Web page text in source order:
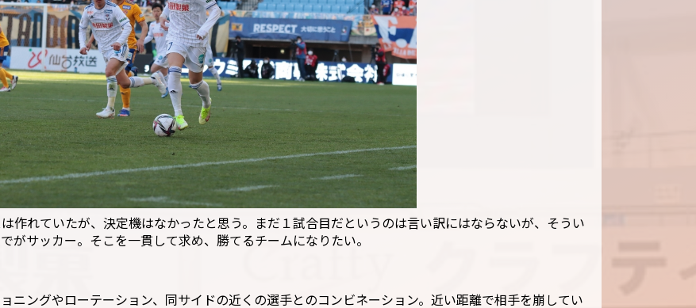
作れていたが、決定機はなかったと思う。まだ１試合目だというのは言い訳にはならないが、そうい
がサッカー。そこを一貫して求め、勝てるチームになりたい。
ニングやローテーション、同サイドの近くの選手とのコンビネーション。近い距離で相手を崩してい